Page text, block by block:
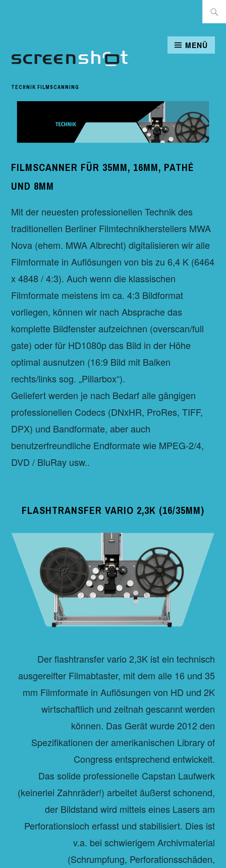
Suche
nach:
MENÜ
TECHNIK FILMSCANNING
FILMSCANNER FÜR 35MM, 16MM, PATHÉ
UND 8MM
Mit der neuesten professionellen Technik des
traditionellen Berliner Filmtechnikherstellers MWA
Nova (ehem. MWA Albrecht) digitalisieren wir alle
Filmformate in Auflösungen von bis zu 6,4 K (6464
x 4848 / 4:3). Auch wenn die klassischen
Filmformate meistens im ca. 4:3 Bildformat
vorliegen, können wir nach Absprache das
komplette Bildfenster aufzeichnen (overscan/full
gate) oder für HD1080p das Bild in der Höhe
optimal ausnutzen (16:9 Bild mit Balken
rechts/links sog. „Pillarbox“).
Geliefert werden je nach Bedarf alle gängigen
professionellen Codecs (DNxHR, ProRes, TIFF,
DPX) und Bandformate, aber auch
benutzerfreundliche Endformate wie MPEG-2/4,
DVD / BluRay usw..
FLASHTRANSFER VARIO 2,3K (16/35MM)
Der flashtransfer vario 2,3K ist ein technisch
ausgereifter Filmabtaster, mit dem alle 16 und 35
mm Filmformate in Auflösungen von HD und 2K
wirtschaftlich und zeitnah gescannt werden
können. Das Gerät wurde 2012 den
Spezifikationen der amerikanischen Library of
Congress entsprechend entwickelt.
Das solide professionelle Capstan Laufwerk
(keinerlei Zahnräder!) arbeitet äußerst schonend,
der Bildstand wird mittels eines Lasers am
Perforationsloch erfasst und stabilisiert. Dies ist
v.a. bei schwierigem Archivmaterial
(Schrumpfung, Perforationsschäden,